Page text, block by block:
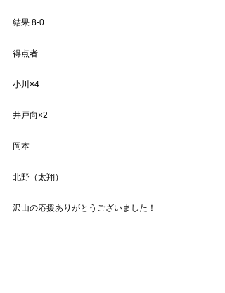
結果 8-0
得点者
小川×4
井戸向×2
岡本
北野（太翔）
沢山の応援ありがとうございました！